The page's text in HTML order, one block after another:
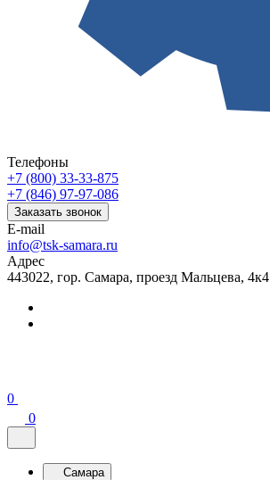
Телефоны
+7 (800) 33-33-875
+7 (846) 97-97-086
Заказать звонок
E-mail
info@tsk-samara.ru
Адрес
443022, гор. Самара, проезд Мальцева, 4к4
0
0
Самара